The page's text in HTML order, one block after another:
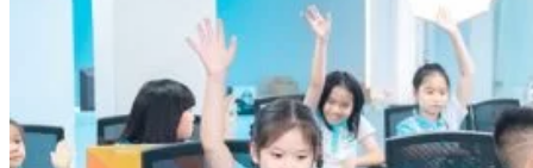
Trại Hè Hướng Nghiệp
Chuyên Đề Á Âu Kitchen For Kid & Teen
Chuyên Đề Kỹ Năng Sống
Khóa Học Nấu Ăn Cho Bé
Hội Họa Thiếu Nhi
Digital Art For Kids
Khóa Học Thiết Kế Truyện Tranh Ai